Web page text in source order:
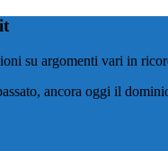
su argomenti vari in
ancora oggi il